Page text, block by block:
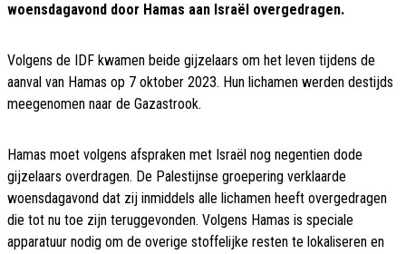
woensdagavond door Hamas aan Israël overgedragen.
Volgens de IDF kwamen beide gijzelaars om het leven tijdens de
aanval van Hamas op 7 oktober 2023. Hun lichamen werden destijds
meegenomen naar de Gazastrook.
Hamas moet volgens afspraken met Israël nog negentien dode
gijzelaars overdragen. De Palestijnse groepering verklaarde
woensdagavond dat zij inmiddels alle lichamen heeft overgedragen
die tot nu toe zijn teruggevonden. Volgens Hamas is speciale
apparatuur nodig om de overige stoffelijke resten te lokaliseren en